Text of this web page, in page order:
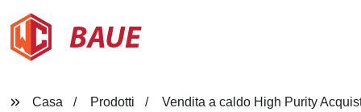
BAUE
Casa Prodotti Vendita a caldo High Purity